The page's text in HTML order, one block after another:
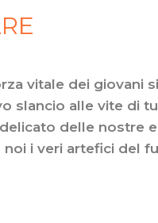
vitale dei giovani
slancio alle vite di
delle nostre
i veri artefici del